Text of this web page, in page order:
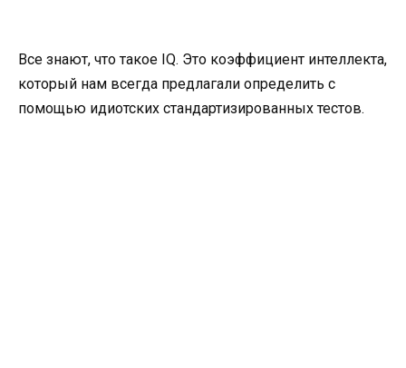
Все знают, что такое IQ. Это коэффициент интеллекта,
который нам всегда предлагали определить с
помощью идиотских стандартизированных тестов.